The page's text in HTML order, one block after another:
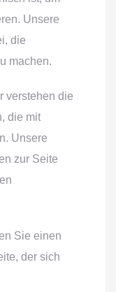
Unsere
die
machen.
verstehen die
die mit
Unsere
zur Seite
Sie einen
der sich